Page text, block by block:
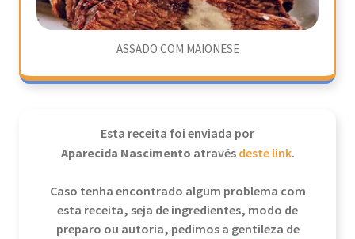
ASSADO COM MAIONESE
Esta receita foi enviada por
Aparecida Nascimento atravésdeste link.
Caso tenha encontrado algum problema com
esta receita, seja de ingredientes, modo de
preparo ou autoria, pedimos a gentileza de